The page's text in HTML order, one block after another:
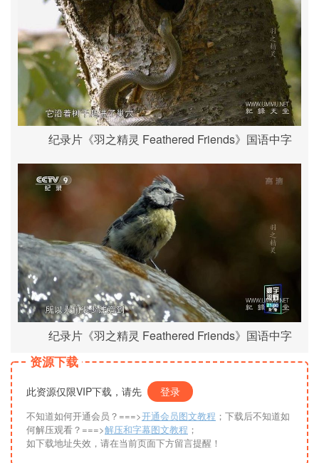
纪录片《羽之精灵 Feathered Friends》国语中字
纪录片《羽之精灵 Feathered Friends》国语中字
资源下载
此资源仅限VIP下载，请先 登录
不知道如何开通会员？===>开通会员图文教程 ；下载后不知道如
何解压观看？===>解压和字幕图文教程 ；
如下载地址失效，请在当前页面下方留言提醒！